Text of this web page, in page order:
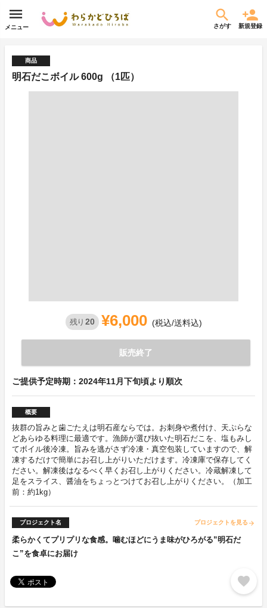
メニュー さがす 新規登録
商品
明石だこボイル 600g （1匹）
残り 20 ¥6,000 (税込/送料込)
販売終了
ご提供予定時期：2024年11月下旬頃より順次
概要
抜群の旨みと歯ごたえは明石産ならでは。お刺身や煮付け、天ぷらな
どあらゆる料理に最適です。漁師が選び抜いた明石だこを、塩もみし
てボイル後冷凍。旨みを逃がさず冷凍・真空包装していますので、解
凍するだけで簡単にお召し上がりいただけます。冷凍庫で保存してく
ださい。解凍後はなるべく早くお召し上がりください。冷蔵解凍して
足をスライス、醤油をちょっとつけてお召し上がりください。（加工
前：約1kg）
プロジェクト名 プロジェクトを見る arrow_forward
柔らかくてプリプリな食感。噛むほどにうま味がひろがる”明石だ
こ”を食卓にお届け
favorite